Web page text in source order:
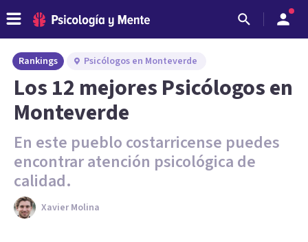
Rankings Psicólogos en Monteverde
Los 12 mejores Psicólogos en
Monteverde
En este pueblo costarricense puedes
encontrar atención psicológica de
calidad.
Xavier Molina